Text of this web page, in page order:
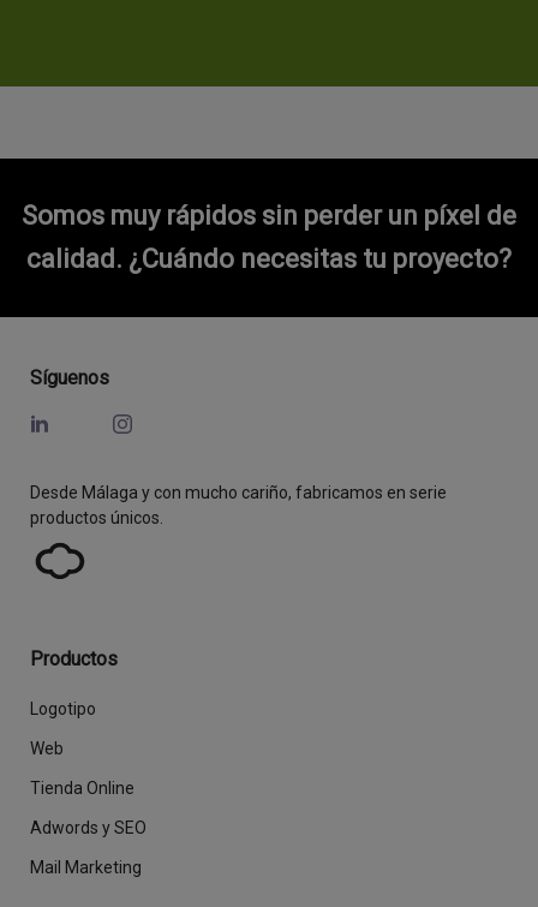
Somos muy rápidos sin perder un píxel de
calidad. ¿Cuándo necesitas tu proyecto?
Síguenos
Desde Málaga y con mucho cariño, fabricamos en serie
productos únicos.
Productos
Logotipo
Web
Tienda Online
Adwords y SEO
Mail Marketing